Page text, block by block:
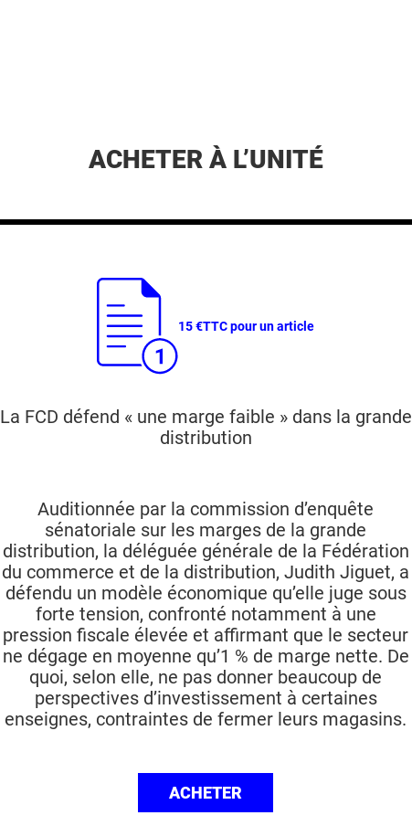
ACHETER À L’UNITÉ
15 €TTC pour un article
La FCD défend « une marge faible » dans la grande
distribution
Auditionnée par la commission d’enquête
sénatoriale sur les marges de la grande
distribution, la déléguée générale de la Fédération
du commerce et de la distribution, Judith Jiguet, a
défendu un modèle économique qu’elle juge sous
forte tension, confronté notamment à une
pression fiscale élevée et affirmant que le secteur
ne dégage en moyenne qu’1 % de marge nette. De
quoi, selon elle, ne pas donner beaucoup de
perspectives d’investissement à certaines
enseignes, contraintes de fermer leurs magasins.
ACHETER